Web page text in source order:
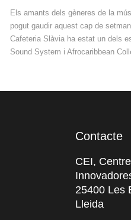
Els amants dels gèneres de la
pogut gaudir aquest cap de
Cafeteria Slàvia ha estat un dels
Sound System i Afrocaribbean
Contacte
CEI,
25400 Les
Lleida